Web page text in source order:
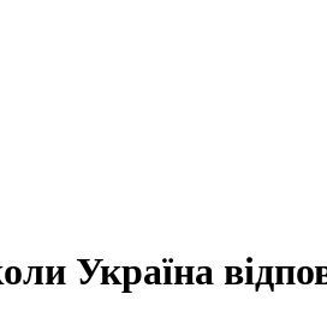
Україна